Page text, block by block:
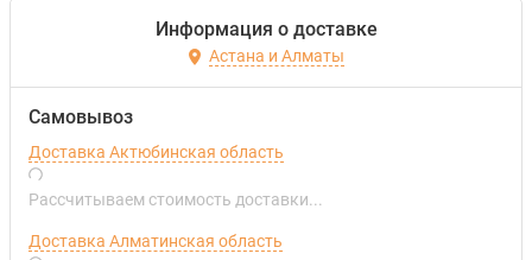
Информация о доставке
Астана и Алматы
Самовывоз
Доставка Актюбинская область
Рассчитываем стоимость доставки...
Доставка Алматинская область